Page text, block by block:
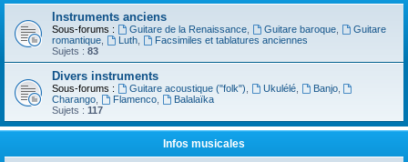
Instruments anciens
Sous-forums : Guitare de la Renaissance, Guitare baroque,
Guitare
romantique
Luth,
Facsimiles et tablatures anciennes
Sujets : 83
Divers instruments
Sous-forums : Guitare acoustique ("folk") Ukulélé, Banjo,
Charango
Flamenco,
Balalaïka
Sujets : 117
Infos musicales